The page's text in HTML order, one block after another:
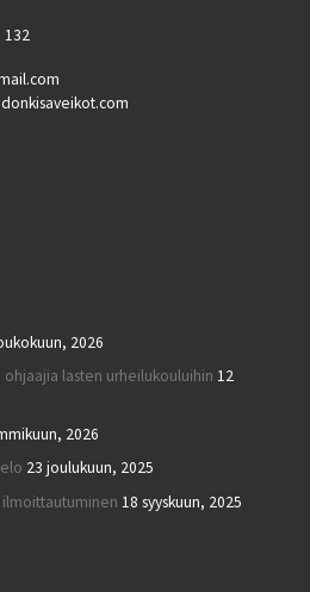
132
2026
lasten urheilukouluihin 12
2026
23 joulukuun, 2025
ilmoittautuminen 18 syyskuun, 2025